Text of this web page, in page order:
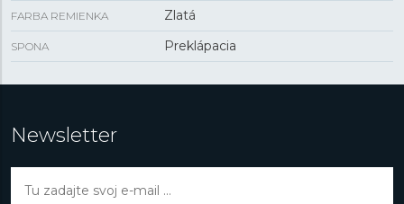
FARBA REMIENKA Zlatá
SPONA Preklápacia
Newsletter